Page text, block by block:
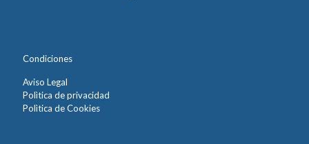
Condiciones
Aviso Legal
Polìtica de privacidad
Polìtica de Cookies